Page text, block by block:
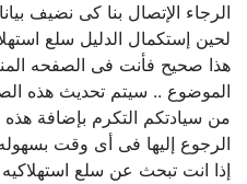
الرجاء الإتصال بنا كى نضيف
لحين إستكمال الدليل سلع
هذا صحيح فأنت فى الصفحه
الموضوع .. سيتم تحديث هذه
من سيادتكم التكرم بإضافة هذه
الرجوع إليها فى أى وقت بسهوله
إذا انت تبحث عن سلع استهلاكيه